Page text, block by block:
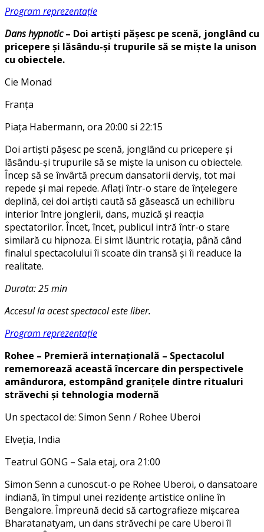
Program reprezentație
Dans hypnotic– Doi artiști pășesc pe scenă, jonglând cu
pricepere și lăsându-și trupurile să se miște la unison
cu obiectele.
Cie Monad
Franța
Piața Habermann, ora 20:00 si 22:15
Doi artiști pășesc pe scenă, jonglând cu pricepere și
lăsându-și trupurile să se miște la unison cu obiectele.
Încep să se învârtă precum dansatorii derviș, tot mai
repede și mai repede. Aflați într-o stare de înțelegere
deplină, cei doi artiști caută să găsească un echilibru
interior între jonglerii, dans, muzică și reacția
spectatorilor. Încet, încet, publicul intră într-o stare
similară cu hipnoza. Ei simt lăuntric rotația, până când
finalul spectacolului îi scoate din transă și îi readuce la
realitate.
Durata: 25 min
Accesul la acest spectacol este liber.
Program reprezentație
Rohee – Premieră internațională – Spectacolul
rememorează această încercare din perspectivele
amândurora, estompând granițele dintre ritualuri
străvechi și tehnologia modernă
Un spectacol de: Simon Senn / Rohee Uberoi
Elveția, India
Teatrul GONG – Sala etaj, ora 21:00
Simon Senn a cunoscut-o pe Rohee Uberoi, o dansatoare
indiană, în timpul unei rezidențe artistice online în
Bengalore. Împreună decid să cartografieze mișcarea
Bharatanatyam, un dans străvechi pe care Uberoi îl